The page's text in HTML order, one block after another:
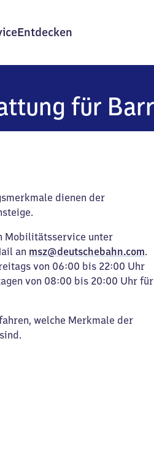
Entdecken
für
dienen der
Mobilitätsservice unter
an msz@deutschebahn.com.
von 06:00 bis 22:00 Uhr
von 08:00 bis 20:00 Uhr
welche Merkmale der